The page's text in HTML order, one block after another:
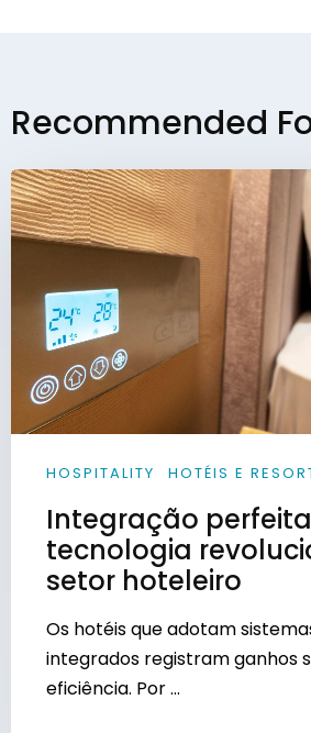
Recommended
HOSPITALITY HOTÉIS E
Integração
tecnologia
setor hoteleiro
Os hotéis que adotam
integrados registram ganhos
eficiência. Por ...